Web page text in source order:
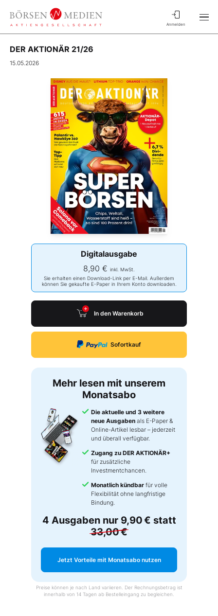
Anmelden
DER AKTIONÄR 21/26
15.05.2026
Digitalausgabe
8,90 € inkl. MwSt.
Sie erhalten einen Download-Link per E-Mail. Außerdem
können Sie gekaufte E-Paper in Ihrem Konto downloaden.
In den Warenkorb
Sofortkauf
Mehr lesen mit unserem
Monatsabo
Die aktuelle und 3 weitere
neue Ausgaben als E-Paper &
Online-Artikel lesbar – jederzeit
und überall verfügbar.
Zugang zu DER AKTIONÄR+
für zusätzliche
Investmentchancen.
Monatlich kündbar für volle
Flexibilität ohne langfristige
Bindung.
4 Ausgaben nur 9,90 € statt
33,00 €
Jetzt Vorteile mit Monatsabo nutzen
Preise können je nach Land variieren. Der Rechnungsbetrag ist
innerhalb von 14 Tagen ab Bestelleingang zu begleichen.